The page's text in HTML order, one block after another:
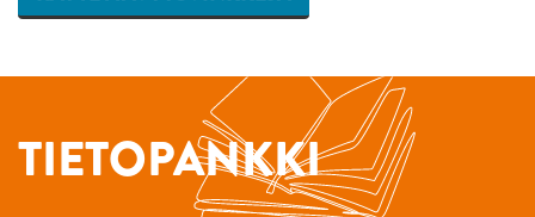
TIETOPANKKI